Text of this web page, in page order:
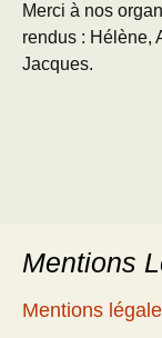
Merci à nos
rendus : Hélène,
Jacques.
Mentions
Mentions